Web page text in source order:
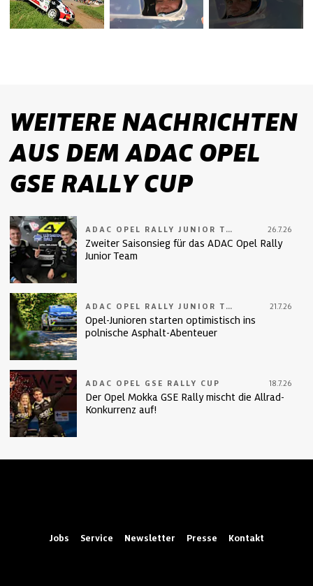
WEITERE NACHRICHTEN
AUS DEM ADAC OPEL
GSE RALLY CUP
ADAC OPEL RALLY JUNIOR TEAM 26.7.26
Zweiter Saisonsieg für das ADAC Opel Rally
Junior Team
ADAC OPEL RALLY JUNIOR TEAM 21.7.26
Opel-Junioren starten optimistisch ins
polnische Asphalt-Abenteuer
ADAC OPEL GSE RALLY CUP 18.7.26
Der Opel Mokka GSE Rally mischt die Allrad-
Konkurrenz auf!
Jobs Service Newsletter Presse Kontakt